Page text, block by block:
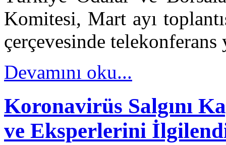
Komitesi, Mart ayı
çerçevesinde
Devamını oku...
Koronavirüs Salgını
ve Eksperlerini